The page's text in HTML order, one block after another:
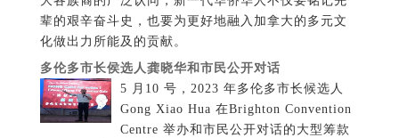
社区领袖，商业精英，还有来自多伦多市的近五百市
民和几十位义工。加拿大乌克兰裔功勋艺术家 Mira 高
大家详细介绍了选举事项，加拿大泰米尔商会前任理
事JeyJeyakanthan，企业家、社区领袖AryanNava 到场
讲话并支持龚晓华竞选多伦多市长。现场工商界、文
化和媒体等各界嘉宾代表上台发言，分享他们眼中的